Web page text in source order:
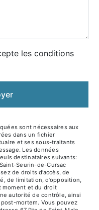
les conditions
sont nécessaires aux
dans un fichier
et ses sous-traitants
Les données
destinataires suivants:
Seurin-de-Cursac
de droits d’accès, de
de limitation, d’opposition,
moment et du droit
autorité de contrôle, ainsi
mortem. Vous pouvez